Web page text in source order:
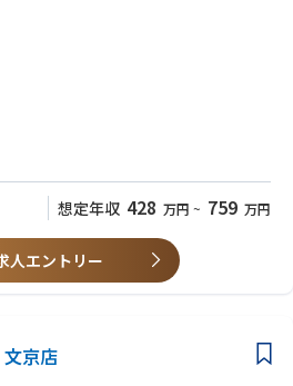
エリア）で分離申請されていますので、調
です。
おり、お車でアクセスがしやすいエリアで
とで共通のため、ストレスなくお仕事が可
想定年収 428 万円 ~ 759 万円
人エントリー
京店